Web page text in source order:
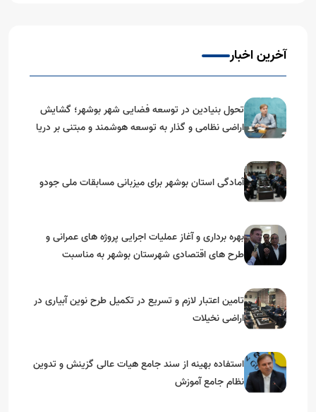
آخرین اخبار
تحول بنیادین در توسعه فضایی شهر بوشهر؛ گشایش
اراضی نظامی و گذار به توسعه هوشمند و مبتنی بر دریا
آمادگی استان بوشهر برای میزبانی مسابقات ملی جودو
بهره برداری و آغاز عملیات اجرایی پروژه های عمرانی و
طرح های اقتصادی شهرستان بوشهر به مناسبت
تامین اعتبار لازم و تسریع در تکمیل طرح نوین آبیاری در
اراضی نخیلات
استفاده بهینه از سند جامع هیات عالی گزینش و‌ تدوین
نظام جامع آموزش